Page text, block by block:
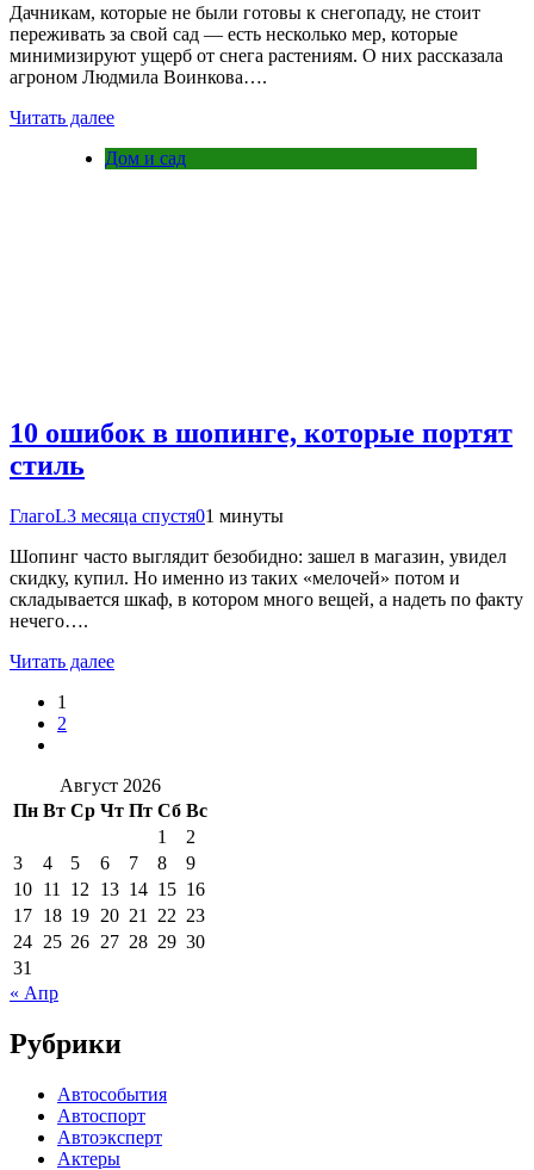
Дачникам, которые не были готовы к снегопаду, не стоит
переживать за свой сад — есть несколько мер, которые
минимизируют ущерб от снега растениям. О них рассказала
агроном Людмила Воинкова….
Читать далее
Дом и сад
10 ошибок в шопинге, которые портят
стиль
ГлагоL3 месяца спустя01 минуты
Шопинг часто выглядит безобидно: зашел в магазин, увидел
скидку, купил. Но именно из таких «мелочей» потом и
складывается шкаф, в котором много вещей, а надеть по факту
нечего….
Читать далее
1
2
Август 2026
Пн Вт Ср Чт Пт Сб Вс
1
2
3
4 5 6 7 8
9
10 11 12 13 14 15 16
17 18 19 20 21 22 23
24 25 26 27 28 29 30
31
« Апр
Рубрики
Автособытия
Автоспорт
Автоэксперт
Актеры